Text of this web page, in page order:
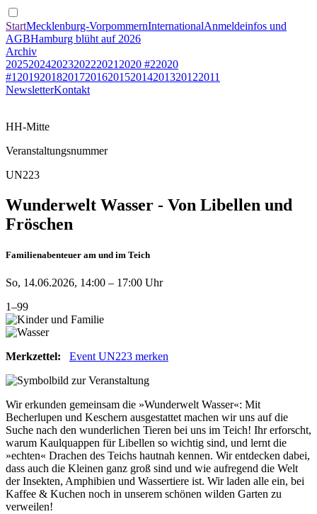
StartMecklenburg-VorpommernInternationalAnmeldeinfos und
AGBHamburg blüht auf 2026
Archiv
20252024202320222021 2020 #22020
#1 201920182017201620152014201320122011
NewsletterKontakt
HH-Mitte
Veranstaltungsnummer
UN223
Wunderwelt Wasser - Von Libellen und
Fröschen
Familienabenteuer am und im Teich
So, 14.06.2026, 14:00 – 17:00 Uhr
1–99
Merkzettel: Event UN223 merken
Wir erkunden gemeinsam die »Wunderwelt Wasser«: Mit
Becherlupen und Keschern ausgestattet machen wir uns auf die
Suche nach den wunderlichen Tieren bei uns im Teich! Ihr erforscht,
warum Kaulquappen für Libellen so wichtig sind, und lernt die
»echten« Drachen des Teichs hautnah kennen. Wir entdecken dabei,
dass auch die Kleinen ganz groß sind und wie aufregend die Welt
der Insekten, Amphibien und Wassertiere ist. Wir laden alle ein, bei
Kaffee & Kuchen noch in unserem schönen wilden Garten zu
verweilen!